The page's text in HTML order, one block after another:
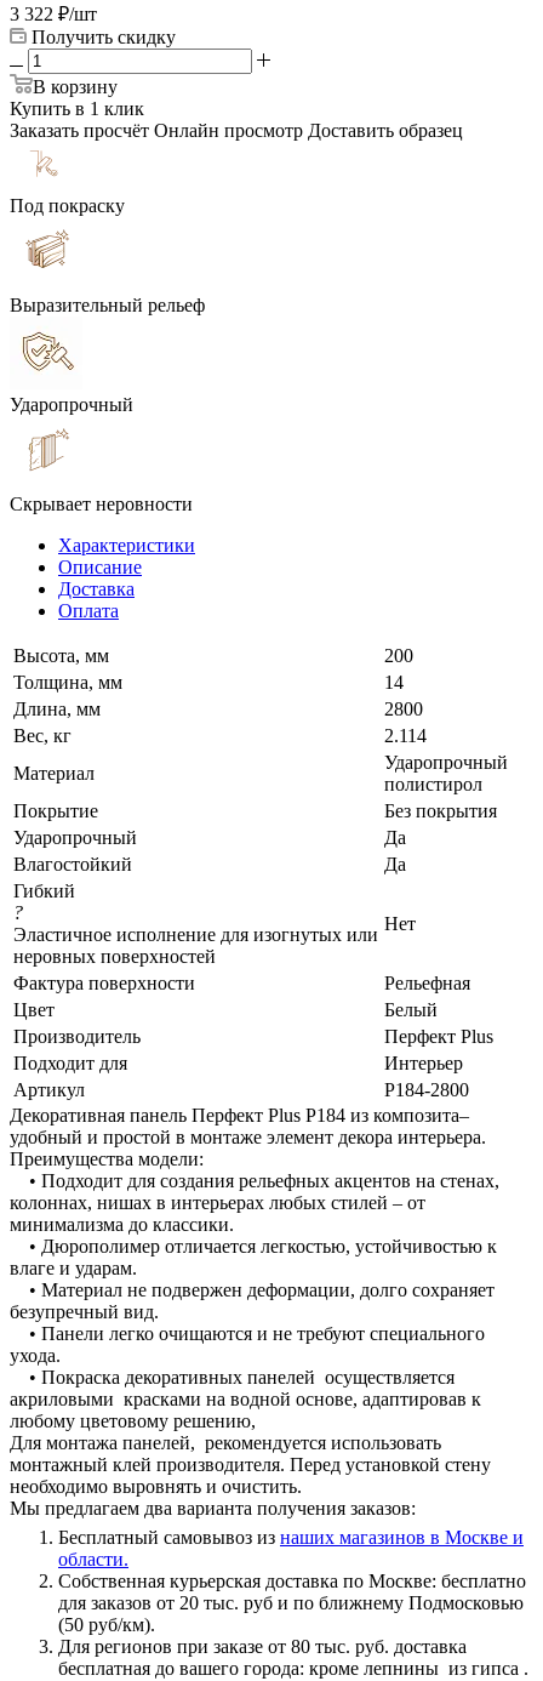
3 322 ₽/шт
Получить скидку
В корзину
Купить в 1 клик
Заказать просчёт Онлайн просмотр Доставить образец
Под покраску
Выразительный рельеф
Ударопрочный
Скрывает неровности
Характеристики
Описание
Доставка
Оплата
Высота, мм
200
Толщина, мм
14
Длина, мм
2800
Вес, кг
2.114
Материал
Ударопрочный
полистирол
Покрытие
Без покрытия
Ударопрочный
Да
Влагостойкий
Да
Гибкий
?
Эластичное исполнение для изогнутых или
неровных поверхностей
Нет
Фактура поверхности
Рельефная
Цвет
Белый
Производитель
Перфект Plus
Подходит для
Интерьер
Артикул
Р184-2800
Декоративная панель Перфект Plus Р184 из композита–
удобный и простой в монтаже элемент декора интерьера.
Преимущества модели:
• Подходит для создания рельефных акцентов на стенах,
колоннах, нишах в интерьерах любых стилей – от
минимализма до классики.
• Дюрополимер отличается легкостью, устойчивостью к
влаге и ударам.
• Материал не подвержен деформации, долго сохраняет
безупречный вид.
• Панели легко очищаются и не требуют специального
ухода.
• Покраска декоративных панелей осуществляется
акриловыми красками на водной основе, адаптировав к
любому цветовому решению,
Для монтажа панелей, рекомендуется использовать
монтажный клей производителя. Перед установкой стену
необходимо выровнять и очистить.
Мы предлагаем два варианта получения заказов:
Бесплатный самовывоз из наших магазинов в Москве и
области.
Собственная курьерская доставка по Москве: бесплатно
для заказов от 20 тыс. руб и по ближнему Подмосковью
(50 руб/км).
Для регионов при заказе от 80 тыс. руб. доставка
бесплатная до вашего города: кроме лепнины из гипса .